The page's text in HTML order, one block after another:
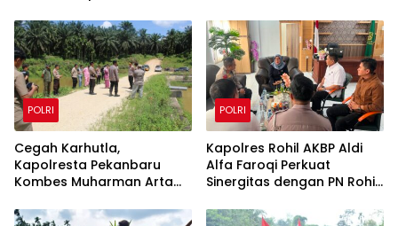
Water Bombing Diterjunkan
POLRI
Cegah Karhutla,
Kapolresta Pekanbaru
Kombes Muharman Arta
Sekaki dan Tenayan Raya
POLRI
Kapolres Rohil AKBP Aldi
Alfa Faroqi Perkuat
Sinergitas dengan PN Rohil